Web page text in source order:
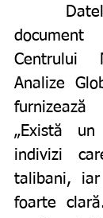
Centrului
Analize
„Există
indivizi
talibani,
foarte